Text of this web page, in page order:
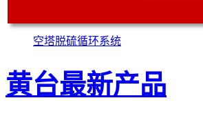
空塔脱硫循环系统
黄台最新产品